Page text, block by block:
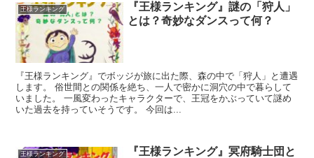
王様ランキング
『王様ランキング』謎の「狩人」
とは？奇妙なダンスって何？
『王様ランキング』でボッジが旅に出た際、森の中で「狩人」と遭遇
します。 俗世間との関係を絶ち、一人で密かに洞穴の中で暮らして
いました。 一風変わったキャラクターで、王冠をかぶっていて謎め
いた過去を持っていそうです。 今回は...
王様ランキング
『王様ランキング』冥府騎士団と